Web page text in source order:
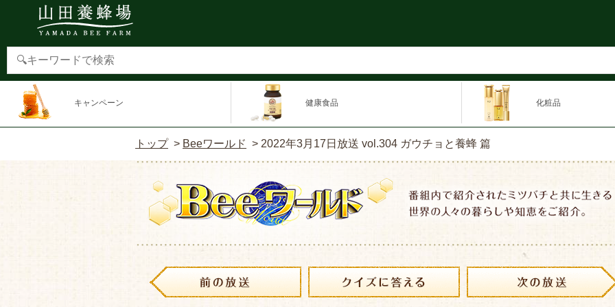
キャンペーン 健康食品 化粧品
トップ > Beeワールド > 2022年3月17日放送 vol.304 ガウチョと養蜂 篇